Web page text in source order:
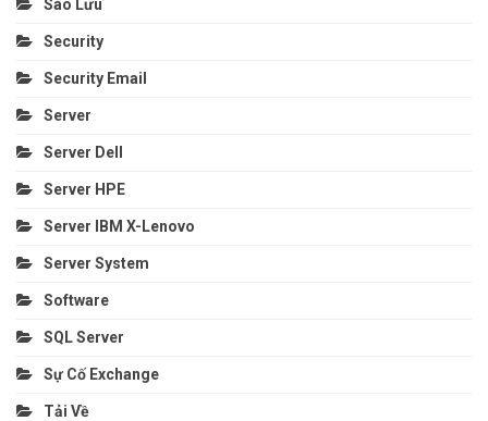
Sao Lưu
Security
Security Email
Server
Server Dell
Server HPE
Server IBM X-Lenovo
Server System
Software
SQL Server
Sự Cố Exchange
Tải Về